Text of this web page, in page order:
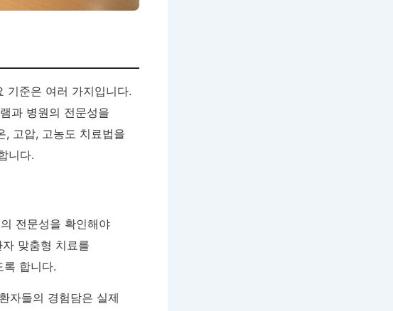
기준은 여러 가지입니다.
과 병원의 전문성을
, 고압, 고농도 치료법을
니다.
전문성을 확인해야
맞춤형 치료를
합니다.
자들의 경험담은 실제